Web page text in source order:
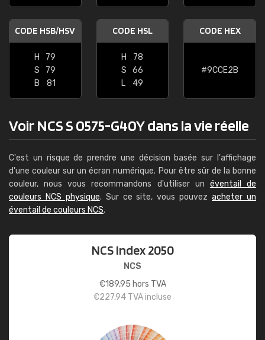
CODE HSB/HSV
H
79
S
79
B
81
CODE HSL
H
78
S
66
L
49
CODE HEX
#9CCE2B
Voir NCS S 0575-G40Y dans la vie réelle
C'est un risque de prendre une décision basée sur l'affichage
d'une couleur sur un écran numérique. Pour être sûr de la bonne
couleur, nous vous recommandons d'utiliser un éventail de
couleurs NCS physique. Sur ce site, vous pouvezacheter un
éventail de couleurs NCS.
NCS Index 2050
NCS
€189,95 hors TVA
€227,94 TVA incluse